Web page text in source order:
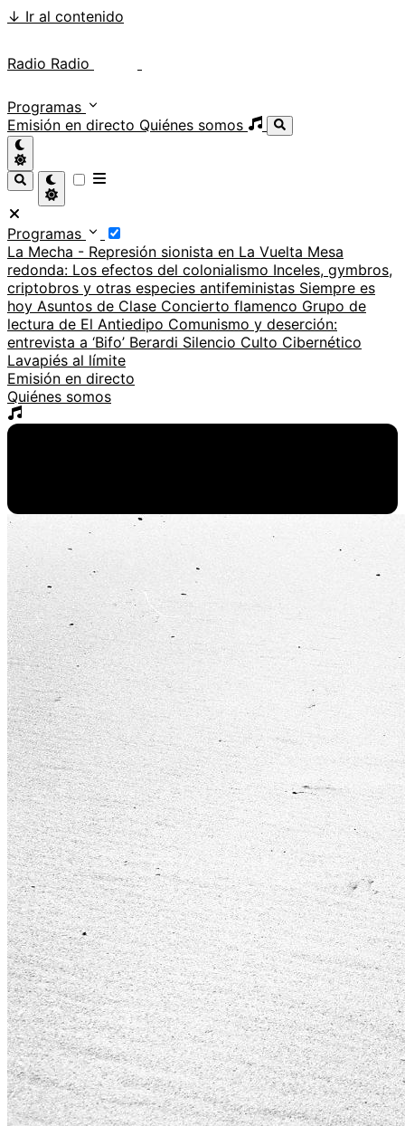
↓ Ir al contenido
Radio Radio
Programas
Emisión en directo Quiénes somos
Programas
La Mecha - Represión sionista en La Vuelta Mesa
redonda: Los efectos del colonialismo Inceles, gymbros,
criptobros y otras especies antifeministas Siempre es
hoy Asuntos de Clase Concierto flamenco Grupo de
lectura de El Antiedipo Comunismo y deserción:
entrevista a ‘Bifo’ Berardi Silencio Culto Cibernético
Lavapiés al límite
Emisión en directo
Quiénes somos